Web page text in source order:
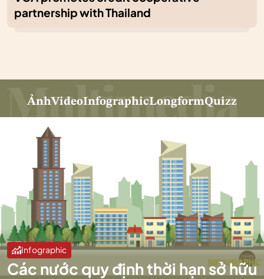
partnership with Thailand
ẢnhVideoInfographicLongformQuizz
Infographic
Các nước quy định thời hạn sở hữu